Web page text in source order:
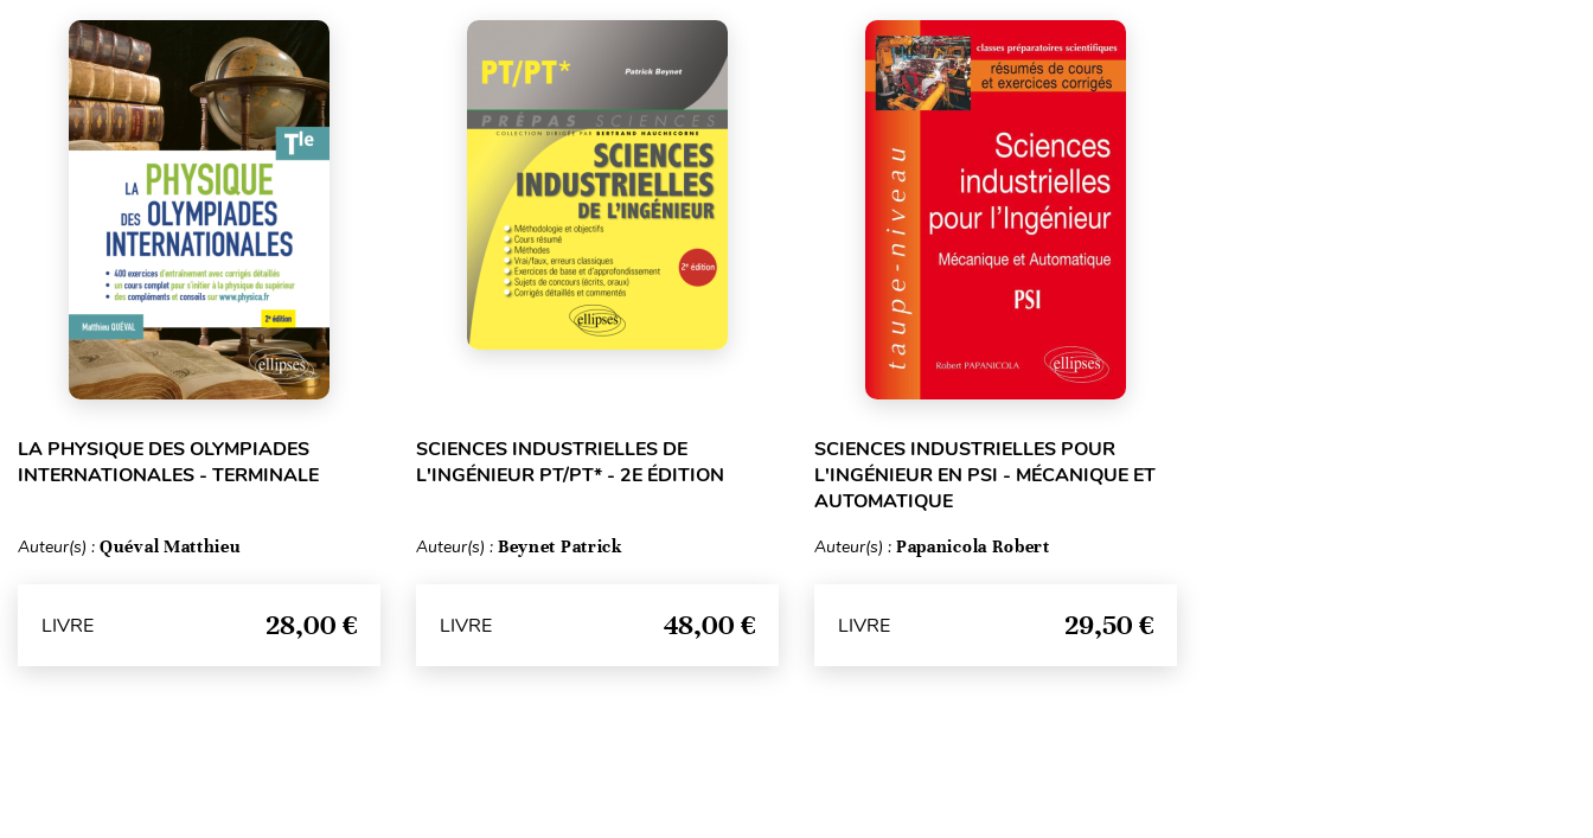
LA PHYSIQUE DES OLYMPIADES
INTERNATIONALES - TERMINALE
Auteur(s) : Quéval Matthieu
LIVRE 28,00 €
SCIENCES INDUSTRIELLES DE
L'INGÉNIEUR PT/PT* - 2E ÉDITION
Auteur(s) : Beynet Patrick
LIVRE 48,00 €
SCIENCES INDUSTRIELLES POUR
L'INGÉNIEUR EN PSI - MÉCANIQUE ET
AUTOMATIQUE
Auteur(s) : Papanicola Robert
LIVRE 29,50 €